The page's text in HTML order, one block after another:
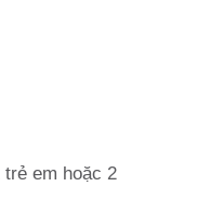
em hoặc 2